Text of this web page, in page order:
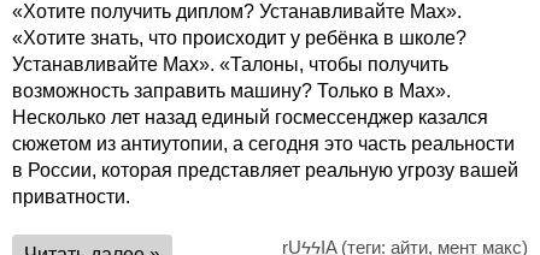
«Хотите получить диплом? Устанавливайте Max».
«Хотите знать, что происходит у ребёнка в школе?
Устанавливайте Max». «Талоны, чтобы получить
возможность заправить машину? Только в Max».
Несколько лет назад единый госмессенджер казался
сюжетом из антиутопии, а сегодня это часть реальности
в России, которая представляет реальную угрозу вашей
приватности.
rUϟϟIA(теги: айти, мент макс)